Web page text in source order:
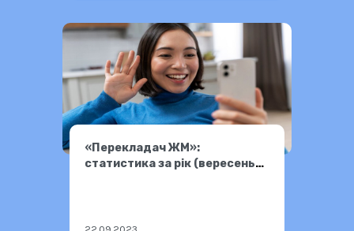
«Перекладач ЖМ»:
статистика за рік (вересень